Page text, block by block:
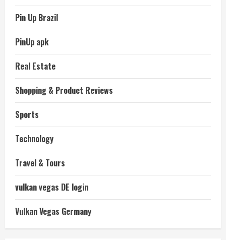
Pin Up Brazil
PinUp apk
Real Estate
Shopping & Product Reviews
Sports
Technology
Travel & Tours
vulkan vegas DE login
Vulkan Vegas Germany